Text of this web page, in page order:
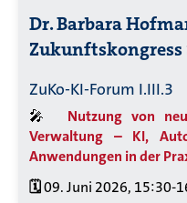
Dr. Barbara
ZuKo-KI-Forum I.III.3
🎤
Nutzung von
Verwaltung – KI,
Anwendungen in der
🗓️09. Juni 2026, 15:30-